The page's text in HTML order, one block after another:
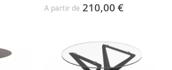
A partir de 210,00 €